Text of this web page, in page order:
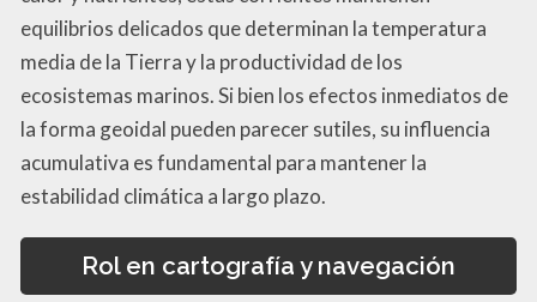
equilibrios delicados que determinan la temperatura
media de la Tierra y la productividad de los
ecosistemas marinos. Si bien los efectos inmediatos de
la forma geoidal pueden parecer sutiles, su influencia
acumulativa es fundamental para mantener la
estabilidad climática a largo plazo.
Rol en cartografía y navegación